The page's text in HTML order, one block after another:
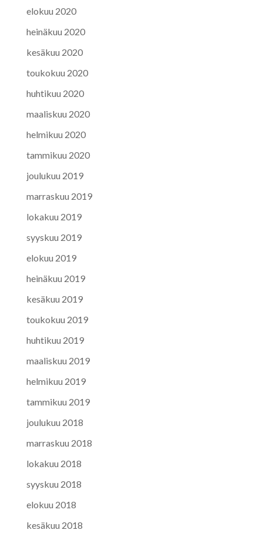
elokuu 2020
heinäkuu 2020
kesäkuu 2020
toukokuu 2020
huhtikuu 2020
maaliskuu 2020
helmikuu 2020
tammikuu 2020
joulukuu 2019
marraskuu 2019
lokakuu 2019
syyskuu 2019
elokuu 2019
heinäkuu 2019
kesäkuu 2019
toukokuu 2019
huhtikuu 2019
maaliskuu 2019
helmikuu 2019
tammikuu 2019
joulukuu 2018
marraskuu 2018
lokakuu 2018
syyskuu 2018
elokuu 2018
kesäkuu 2018